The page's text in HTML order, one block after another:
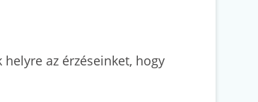
az érzéseinket, hogy